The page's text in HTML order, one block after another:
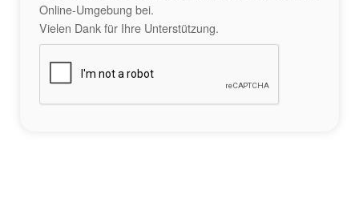
Online-Umgebung bei.
Vielen Dank für Ihre Unterstützung.